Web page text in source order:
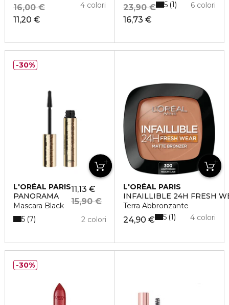
11,20 €
16,00 € 4 colori
16,73 €
23,90 € 6 colori
5 1
L'ORÉAL PARIS
PANORAMA
Mascara Black
11,13 €
15,90 €
2 colori
5 7
30%
L'ORÉAL PARIS
INFAILLIBLE 24H FRESH
Terra Abbronzante
24,90 € 4 colori
5 1
30%